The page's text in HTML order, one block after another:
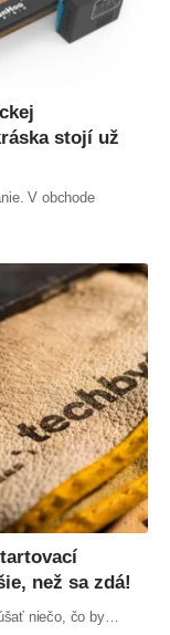
stojí už
V obchode
než sa zdá!
niečo, čo by…